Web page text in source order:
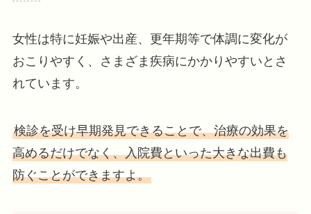
女性は特に妊娠や出産、更年期等で体調に変化が
おこりやすく、さまざま疾病にかかりやすいとさ
れています。
検診を受け早期発見できることで、治療の効果を
高めるだけでなく、入院費といった大きな出費も
防ぐことができますよ。